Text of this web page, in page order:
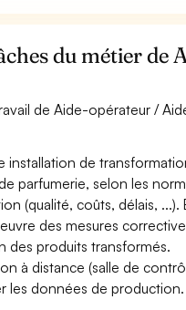
du métier de
de Aide-opérateur /
installation de
parfumerie, selon les
(qualité, coûts, délais,
des mesures
des produits transformés.
à distance (salle de
les données de production.